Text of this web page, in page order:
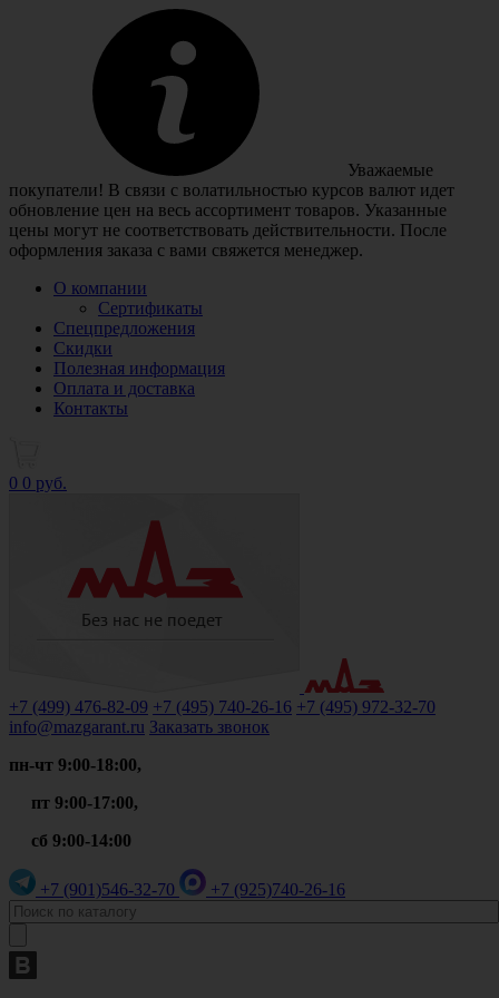
Уважаемые
покупатели! В связи с волатильностью курсов валют идет
обновление цен на весь ассортимент товаров. Указанные
цены могут не соответствовать действительности. После
оформления заказа с вами свяжется менеджер.
О компании
Сертификаты
Спецпредложения
Скидки
Полезная информация
Оплата и доставка
Контакты
0 0 руб.
+7 (499) 476-82-09 +7 (495) 740-26-16 +7 (495) 972-32-70
info@mazgarant.ru Заказать звонок
пн-чт 9:00-18:00,
пт 9:00-17:00,
сб 9:00-14:00
+7 (901)546-32-70 +7 (925)740-26-16